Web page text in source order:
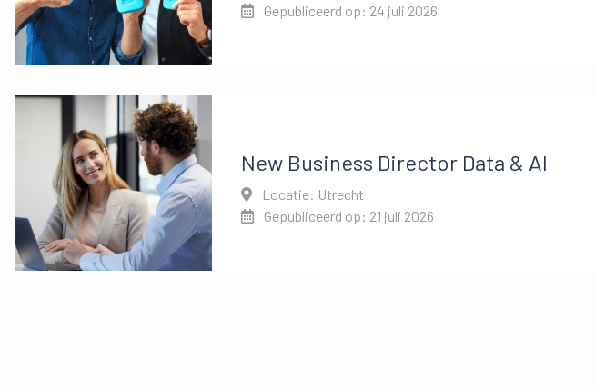
Gepubliceerd op: 24 juli 2026
New Business Director Data & AI
Locatie: Utrecht
Gepubliceerd op: 21 juli 2026